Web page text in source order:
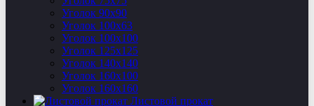
Уголок 90х90
Уголок 100х63
Уголок 100х100
Уголок 125х125
Уголок 140х140
Уголок 160х100
Уголок 160х160
Листовой прокат